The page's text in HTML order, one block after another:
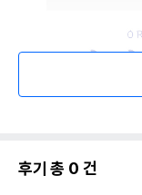
후기 총 0 건